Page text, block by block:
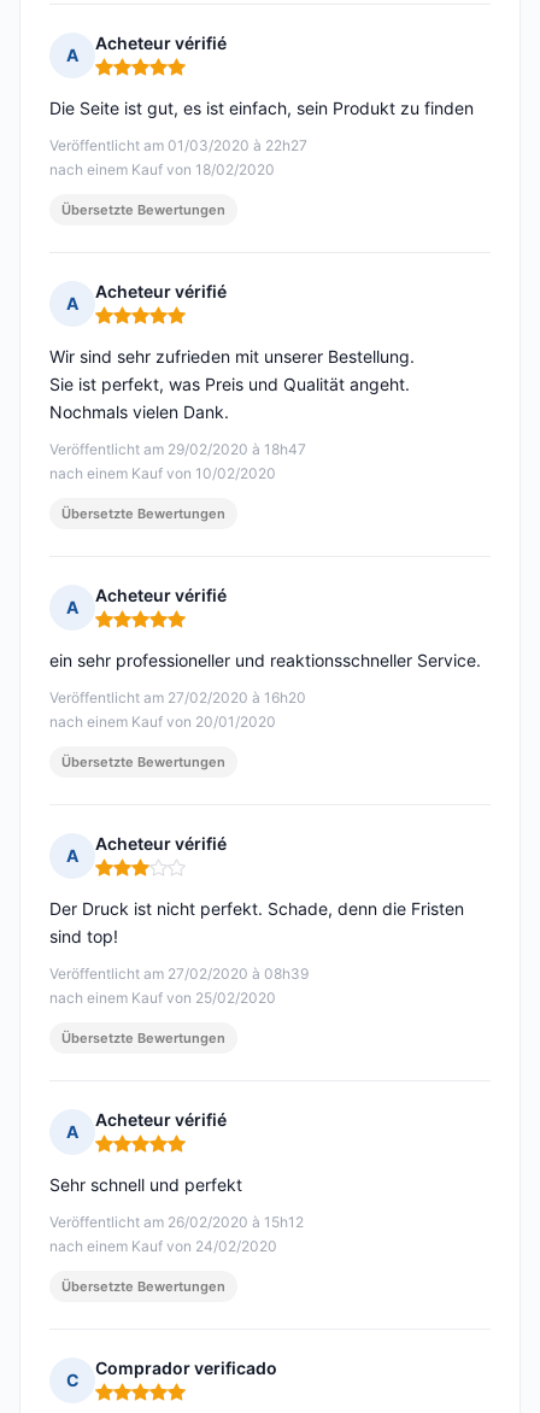
A
Acheteur vérifié
Hinweis: 5 von 5
Veröffentlicht am 01/03/2020 à 22h27
nach einem Kauf von 18/02/2020
Die Seite ist gut, es ist einfach, sein Produkt zu finden
Übersetzte Bewertungen
A
Acheteur vérifié
Hinweis: 5 von 5
Veröffentlicht am 29/02/2020 à 18h47
nach einem Kauf von 10/02/2020
Wir sind sehr zufrieden mit unserer Bestellung.
Sie ist perfekt, was Preis und Qualität angeht.
Nochmals vielen Dank.
Übersetzte Bewertungen
A
Acheteur vérifié
Hinweis: 5 von 5
Veröffentlicht am 27/02/2020 à 16h20
nach einem Kauf von 20/01/2020
ein sehr professioneller und reaktionsschneller Service.
Übersetzte Bewertungen
A
Acheteur vérifié
Hinweis: 3 von 5
Veröffentlicht am 27/02/2020 à 08h39
nach einem Kauf von 25/02/2020
Der Druck ist nicht perfekt. Schade, denn die Fristen
sind top!
Übersetzte Bewertungen
A
Acheteur vérifié
Hinweis: 5 von 5
Veröffentlicht am 26/02/2020 à 15h12
nach einem Kauf von 24/02/2020
Sehr schnell und perfekt
Übersetzte Bewertungen
C
Comprador verificado
Hinweis: 5 von 5